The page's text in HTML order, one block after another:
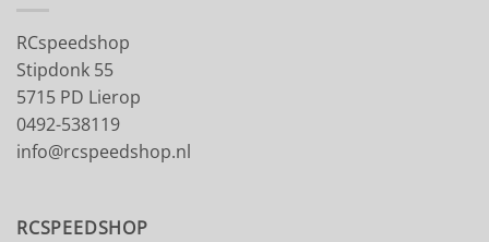
RCspeedshop
Stipdonk 55
5715 PD Lierop
0492-538119
info@rcspeedshop.nl
RCSPEEDSHOP